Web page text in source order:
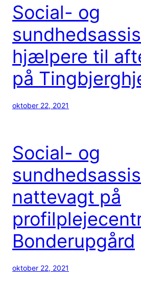
Social- og
hjælpere til
på
oktober 22, 2021
Social- og
nattevagt på
Bonderupgård
oktober 22, 2021